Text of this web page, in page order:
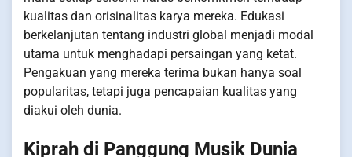
kualitas dan orisinalitas karya mereka. Edukasi
berkelanjutan tentang industri global menjadi modal
utama untuk menghadapi persaingan yang ketat.
Pengakuan yang mereka terima bukan hanya soal
popularitas, tetapi juga pencapaian kualitas yang
diakui oleh dunia.
Kiprah di Panggung Musik Dunia